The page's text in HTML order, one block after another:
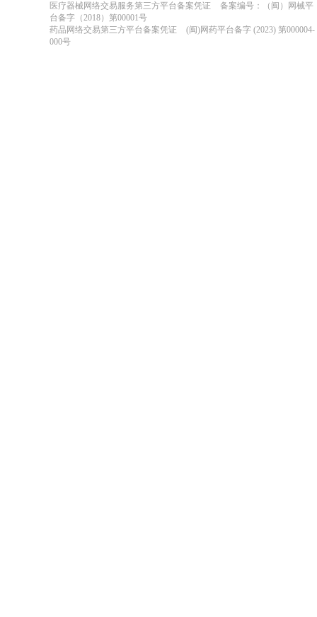
医疗器械网络交易服务第三方平台备案凭证
备案编号：（闽）网械平
台备字（2018）第00001号
药品网络交易第三方平台备案凭证
(闽)网药平台备字 (2023) 第000004-
000号